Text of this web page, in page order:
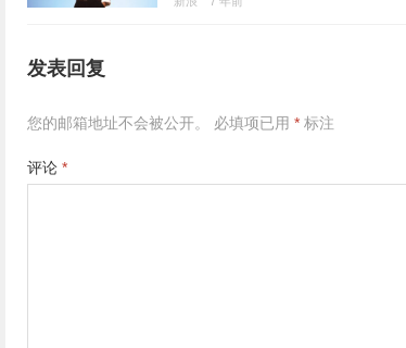
发表回复
您的邮箱地址不会被公开。 必填项已用 * 标注
评论 *